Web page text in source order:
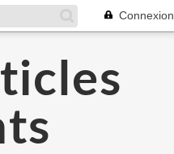
Connexion